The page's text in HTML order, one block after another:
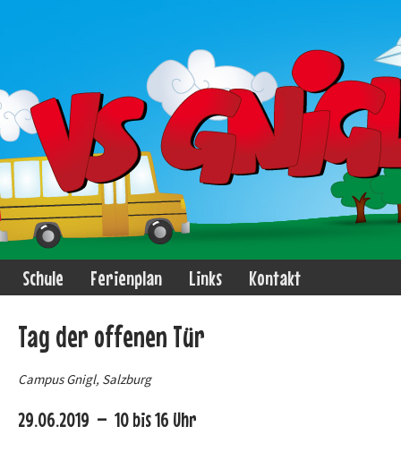
Schule Ferienplan Links Kontakt
Tag der offenen Tür
Campus Gnigl, Salzburg
29.06.2019 – 10 bis 16 Uhr